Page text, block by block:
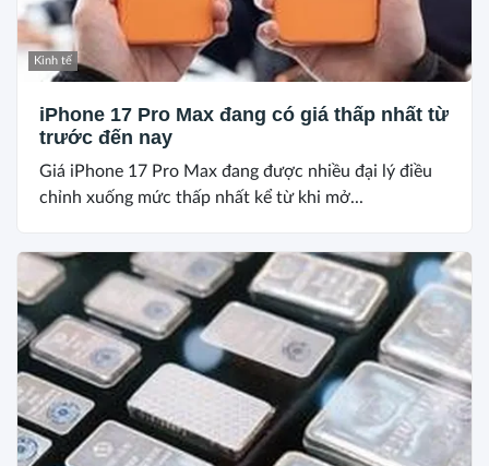
Kinh tế
iPhone 17 Pro Max đang có giá thấp nhất từ
trước đến nay
Giá iPhone 17 Pro Max đang được nhiều đại lý điều
chỉnh xuống mức thấp nhất kể từ khi mở...